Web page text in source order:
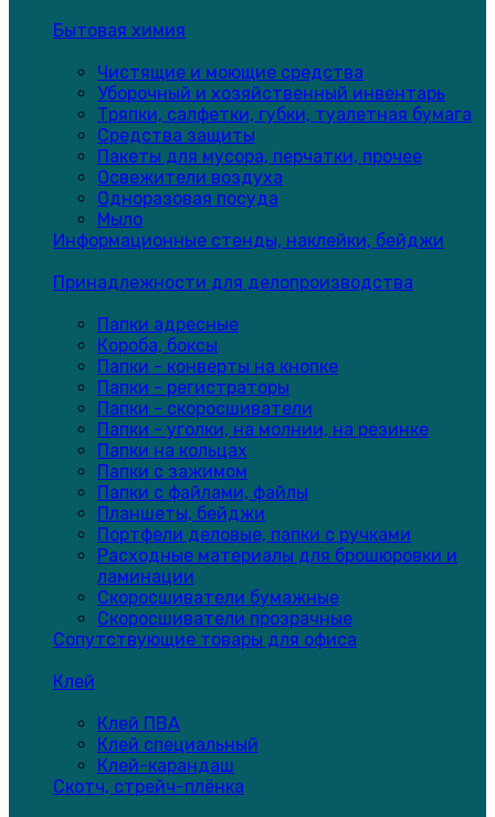
Бытовая химия
Чистящие и моющие средства
Уборочный и хозяйственный инвентарь
Тряпки, салфетки, губки, туалетная бумага
Средства защиты
Пакеты для мусора, перчатки, прочее
Освежители воздуха
Одноразовая посуда
Мыло
Информационные стенды, наклейки, бейджи
Принадлежности для делопроизводства
Папки адресные
Короба, боксы
Папки - конверты на кнопке
Папки - регистраторы
Папки - скоросшиватели
Папки - уголки, на молнии, на резинке
Папки на кольцах
Папки с зажимом
Папки с файлами, файлы
Планшеты, бейджи
Портфели деловые, папки с ручками
Расходные материалы для брошюровки и
ламинации
Скоросшиватели бумажные
Скоросшиватели прозрачные
Сопутствующие товары для офиса
Клей
Клей ПВА
Клей специальный
Клей-карандаш
Скотч, стрейч-плёнка